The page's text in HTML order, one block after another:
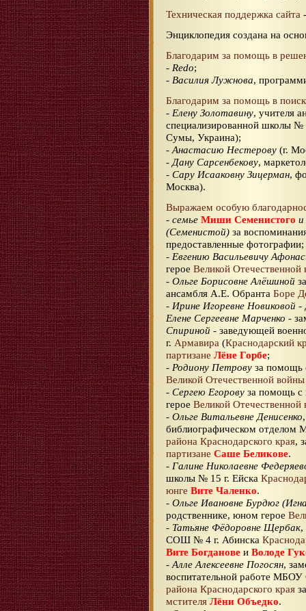
Техническая поддержка сайта
Энциклопедия создана на
Благодарим за помощь в
- Redo;
- Василия Лужнова,
Благодарим за помощь в
- Елену Золотавину, учителя
специализированной школы №
Сумы, Украина);
- Анастасию Нестерову (г.
- Дану Сарсенбекову,
- Сару Исааковну Зицерман,
Москва).
Выражаем особую
- семье Миши Семенистого и
(Семенистой) за
предоставленные фотографии;
- Евгению Васильевичу
герое Великой Отечественной
- Ольге Борисовне Алёшиной
ансамбля А.Е. Обранта Боре
- Ирине Игоревне Новиковой -
Елене Сергеевне Марченко -
Спириной - заведующей
г. Армавира (Краснодарский
партизане Лёне Горбе;
- Родиону Петрову за помощь
Великой Отечественной войны
- Сергею Егорову за помощь с
герое Великой Отечественной
- Ольге Витальевне Денисенко
библиографическом отделом
района Краснодарского края,
партизане Саше Беликове.
- Галине Николаевне
школы № 15 г. Ейска
юнге Вите Чаленко.
- Ольге Ивановне Бурдюг
родственнике, юном герое
- Татьяне Фёдоровне Щербак,
СОШ № 4 г. Абинска
Вите Богданове и Володе
- Алле Алексеевне Погосян,
воспитательной работе
района Краснодарского края
мстителя Лёни Объедко.